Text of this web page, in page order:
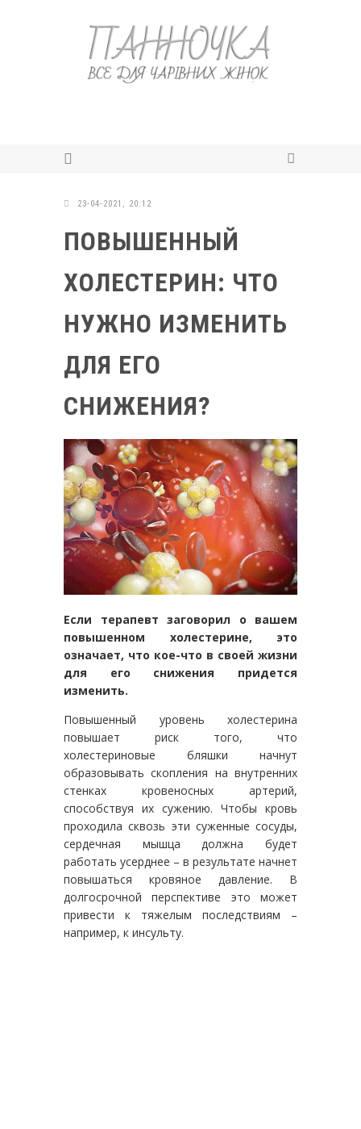
23-04-2021, 20:12
ПОВЫШЕННЫЙ
ХОЛЕСТЕРИН: ЧТО
НУЖНО ИЗМЕНИТЬ
ДЛЯ ЕГО
СНИЖЕНИЯ?
Если терапевт заговорил о вашем
повышенном холестерине, это
означает, что кое-что в своей жизни
для его снижения придется
изменить.
Повышенный уровень холестерина
повышает риск того, что
холестериновые бляшки начнут
образовывать скопления на внутренних
стенках кровеносных артерий,
способствуя их сужению. Чтобы кровь
проходила сквозь эти суженные сосуды,
сердечная мышца должна будет
работать усерднее – в результате начнет
повышаться кровяное давление. В
долгосрочной перспективе это может
привести к тяжелым последствиям –
например, к инсульту.